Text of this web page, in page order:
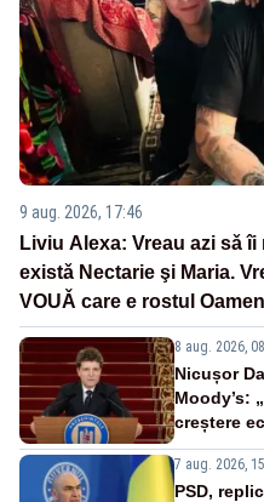
9 aug. 2026, 17:46
Liviu Alexa: Vreau azi sǎ
existǎ Nectarie şi Maria.
VOUǍ care e rostul
8 aug. 2026,
Nicușor
Moody’s:
creștere
7 aug. 2026,
PSD,